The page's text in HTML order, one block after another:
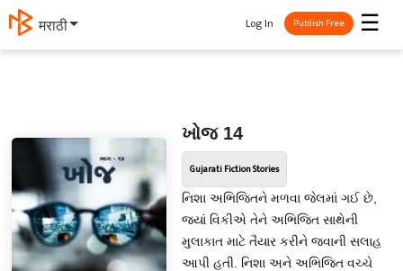
मराठी ☰
Log In Publish Free
ખોજ 14
Gujarati Fiction Stories
નિશા અભિજિતને મળવા જેલમાં ગઈ છે,
જ્યાં વિકીએ તેને અભિજિત સાથેની
મુલાકાત માટે તૈયાર કરીને જવાની સલાહ
આપી હતી. નિશા અને અભિજિત વચ્ચે